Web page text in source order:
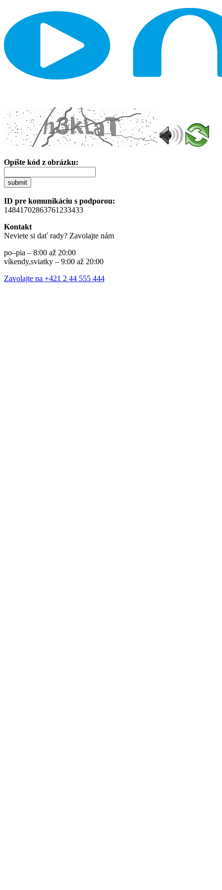
Opíšte kód z obrázku:
submit
ID pre komunikáciu s podporou:
14841702863761233433
Kontakt
Neviete si dať rady? Zavolajte nám
po–pia – 8:00 až 20:00
víkendy,sviatky – 9:00 až 20:00
Zavolajte na +421 2 44 555 444